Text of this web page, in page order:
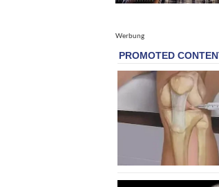
Werbung